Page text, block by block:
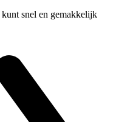
kunt snel en gemakkelijk